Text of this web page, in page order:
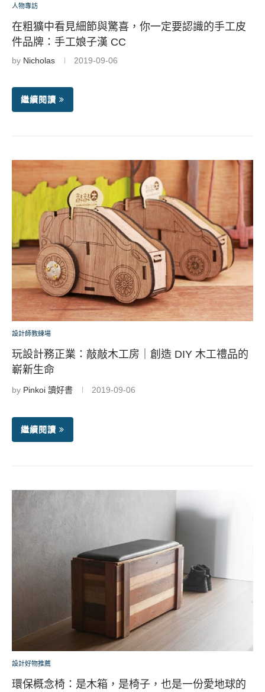
人物專訪
在粗獷中看見細節與驚喜，你一定要認識的手工皮
件品牌：手工娘子漢 CC
by Nicholas 2019-09-06
繼續閱讀
設計師教練場
玩設計務正業：敲敲木工房｜創造 DIY 木工禮品的
嶄新生命
by Pinkoi 讀好書 2019-09-06
繼續閱讀
設計好物推薦
環保概念椅：是木箱，是椅子，也是一份愛地球的